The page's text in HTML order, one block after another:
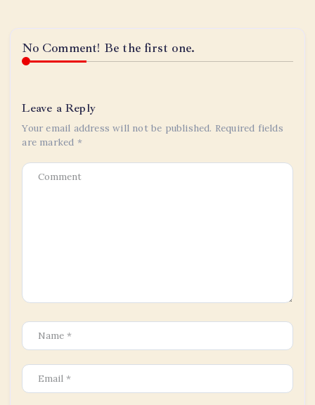
No Comment! Be the first one.
Leave a Reply
Your email address will not be published. Required fields
are marked *